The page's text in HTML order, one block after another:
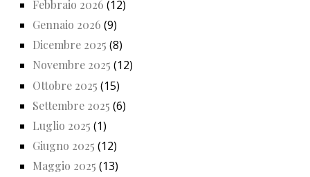
Febbraio 2026 (12)
Gennaio 2026 (9)
Dicembre 2025 (8)
Novembre 2025 (12)
Ottobre 2025 (15)
Settembre 2025 (6)
Luglio 2025 (1)
Giugno 2025 (12)
Maggio 2025 (13)